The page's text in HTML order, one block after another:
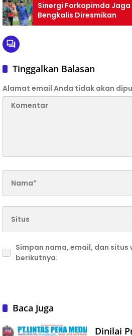
Sinergi Forkopimda Jaga
Bengkalis Diresmikan
Tinggalkan Balasan
Alamat email Anda tidak akan
Simpan nama, email, dan
berikutnya.
Baca Juga
Dinilai